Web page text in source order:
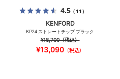
4.5（11）
KENFORD
KP24 ストレートチップ ブラック
¥18,700（税込）
¥13,090（税込）